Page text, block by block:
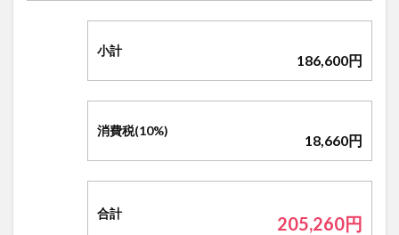
小計
186,600円
消費税(10%)
18,660円
合計 205,260円